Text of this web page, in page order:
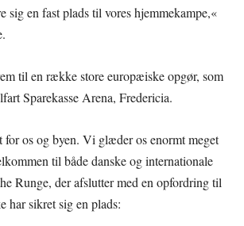
sig en fast plads til vores hjemmekampe,«
til en række store europæiske opgør, som
Sparekasse Arena, Fredericia.
os og byen. Vi glæder os enormt meget
til både danske og internationale
Runge, der afslutter med en opfordring til
har sikret sig en plads: